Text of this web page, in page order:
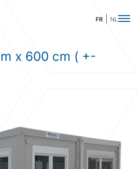
FR NL
x 600 cm ( +-